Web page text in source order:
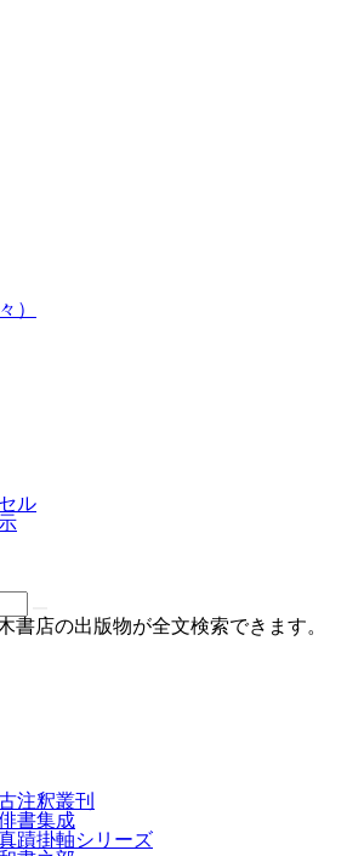
）
ル
書店の出版物が全文検索できます。
注釈叢刊
書集成
蹟掛軸シリーズ